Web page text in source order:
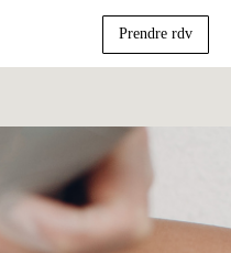
Prendre rdv